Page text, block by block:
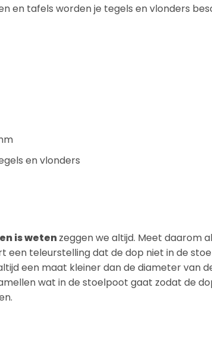
en tafels worden je tegels en vlonders
en vlonders
is wetenzeggen we altijd. Meet daarom
een teleurstelling dat de dop niet in de
een maat kleiner dan de diameter van
wat in de stoelpoot gaat zodat de